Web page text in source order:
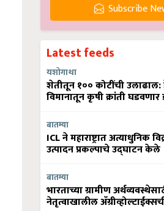
Subscribe
Latest feeds
यशोगाथा
शेतीतून १०० कोटींची
विमानातून कृषी क्रांती घडवणार
बातम्या
ICL ने महाराष्ट्रात अत्याधुनिक
उत्पादन प्रकल्पाचे उद्घाटन केले
बातम्या
भारताच्या ग्रामीण
नेतृत्वाखालील